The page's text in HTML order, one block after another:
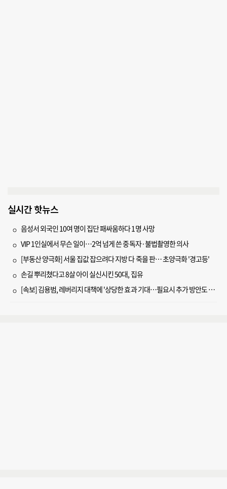
실시간 핫뉴스
음성서 외국인 10여 명이 집단 패싸움하다 1명 사망
VIP 1인실에서 무슨 일이…2억 넘게 쓴 중독자·불법촬영한 의사
[부동산 양극화] 서울 집값 잡으려다 지방 다 죽을 판… 초양극화 '경고등'
손길 뿌리쳤다고 8살 아이 실신시킨 50대, 집유
[속보] 김용범, 레버리지 대책에 '상당한 효과 기대…필요시 추가 방안도 검토'